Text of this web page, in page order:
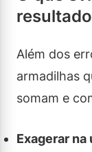
Além dos
armadilhas
somam e
Exagerar na